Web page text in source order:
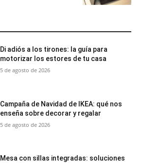
Di adiós a los tirones: la guía para
motorizar los estores de tu casa
5 de agosto de 2026
Campaña de Navidad de IKEA: qué nos
enseña sobre decorar y regalar
5 de agosto de 2026
Mesa con sillas integradas: soluciones